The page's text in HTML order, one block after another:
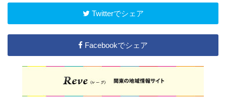
Twitterでシェア
Facebookでシェア